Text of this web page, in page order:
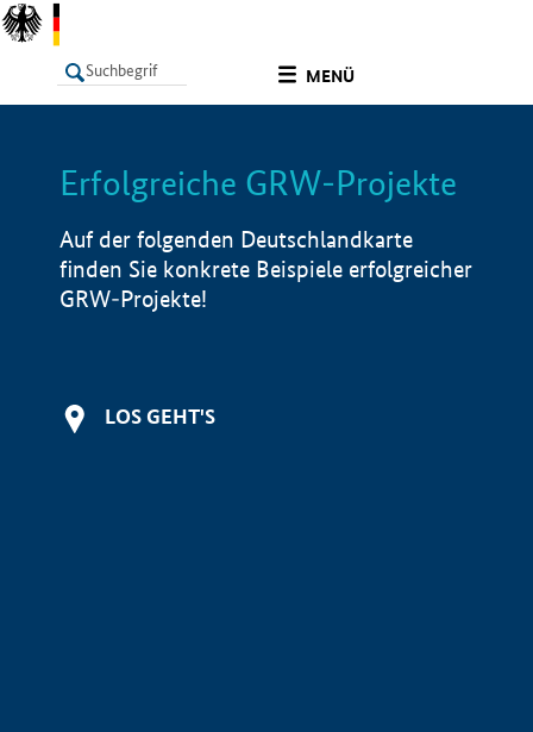
MENÜ
LISTE Info
Erfolgreiche GRW-Projekte
Auf der folgenden Deutschlandkarte
finden Sie konkrete Beispiele erfolgreicher
GRW-Projekte!
LOS GEHT'S